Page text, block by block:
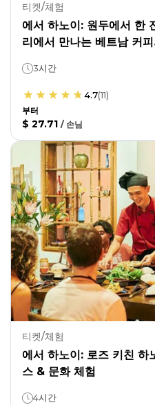
티켓/체험
에서 하노이: 원두에서 한
리에서 만나는 베트남 커
3시간
4.7(11)
부터
$ 27.71 / 손님
티켓/체험
에서 하노이: 로즈 키친 하
스 & 문화 체험
4시간